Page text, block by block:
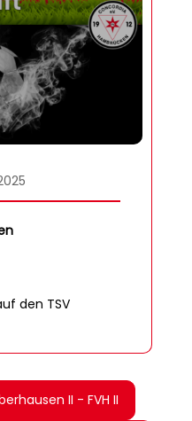
den TSV
II - FVH II